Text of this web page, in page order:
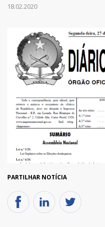
18.02.2020
PARTILHAR NOTÍCIA